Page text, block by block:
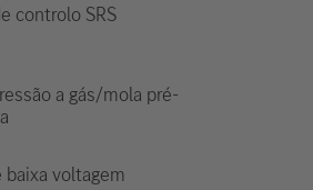
controlo SRS
a gás/mola pré-
baixa voltagem